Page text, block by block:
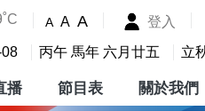
A A A 登入
丙午 馬年 六月廿五 立
播 節目表 關於我們